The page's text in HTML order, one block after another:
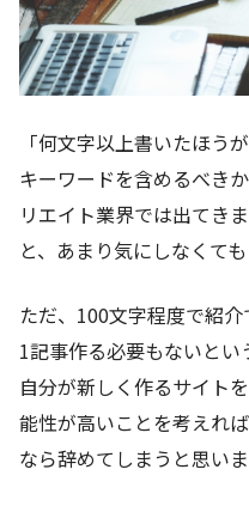
「何文字以上書いたほう
キーワードを含めるべき
リエイト業界では出てき
と、あまり気にしなくて
ただ、100文字程度で紹
1記事作る必要もないと
自分が新しく作るサイト
能性が高いことを考えれ
なら辞めてしまうと思いま